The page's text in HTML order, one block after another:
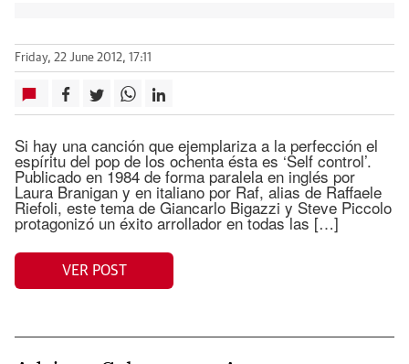
Friday, 22 June 2012, 17:11
Si hay una canción que ejemplariza a la perfección el
espíritu del pop de los ochenta ésta es ‘Self control’.
Publicado en 1984 de forma paralela en inglés por
Laura Branigan y en italiano por Raf, alias de Raffaele
Riefoli, este tema de Giancarlo Bigazzi y Steve Piccolo
protagonizó un éxito arrollador en todas las […]
VER POST